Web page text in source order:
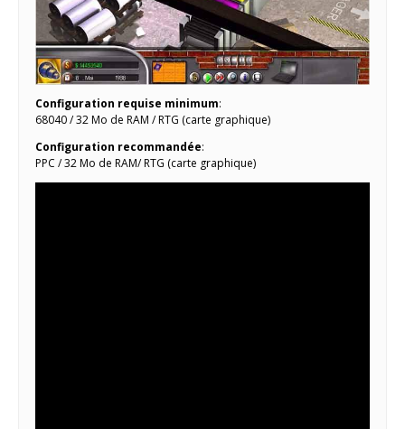
Configuration requise minimum:
68040 / 32 Mo de RAM / RTG (carte graphique)
Configuration recommandée:
PPC / 32 Mo de RAM/ RTG (carte graphique)